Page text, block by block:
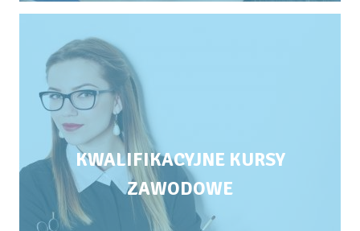
KWALIFIKACYJNE KURSY
ZAWODOWE